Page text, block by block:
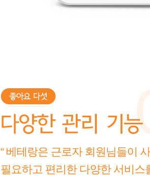
“ 베테랑은 근로자 회원님들이
필요하고 편리한 다양한 서비스